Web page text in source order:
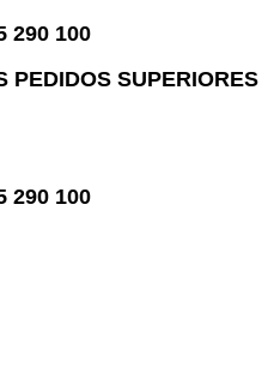
290 100
PEDIDOS SUPERIORES
290 100